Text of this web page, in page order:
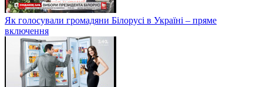
Як голосували громадяни Білорусі в Україні – пряме
включення